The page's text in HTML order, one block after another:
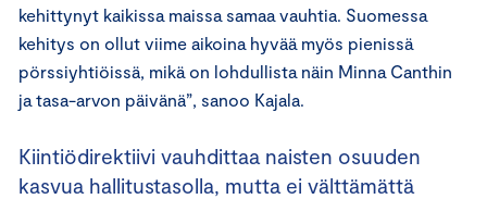
kehittynyt kaikissa maissa samaa vauhtia. Suomessa
kehitys on ollut viime aikoina hyvää myös pienissä
pörssiyhtiöissä, mikä on lohdullista näin Minna Canthin
ja tasa-arvon päivänä”, sanoo Kajala.
Kiintiödirektiivi vauhdittaa naisten osuuden
kasvua hallitustasolla, mutta ei välttämättä